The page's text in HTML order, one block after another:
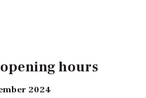
hours
2024